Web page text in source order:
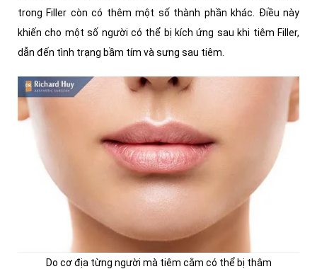
trong Filler còn có thêm một số thành phần khác. Điều này
khiến cho một số người có thể bị kích ứng sau khi tiêm Filler,
dẫn đến tình trạng bầm tím và sưng sau tiêm.
Do cơ địa từng người mà tiêm cằm có thể bị thâm